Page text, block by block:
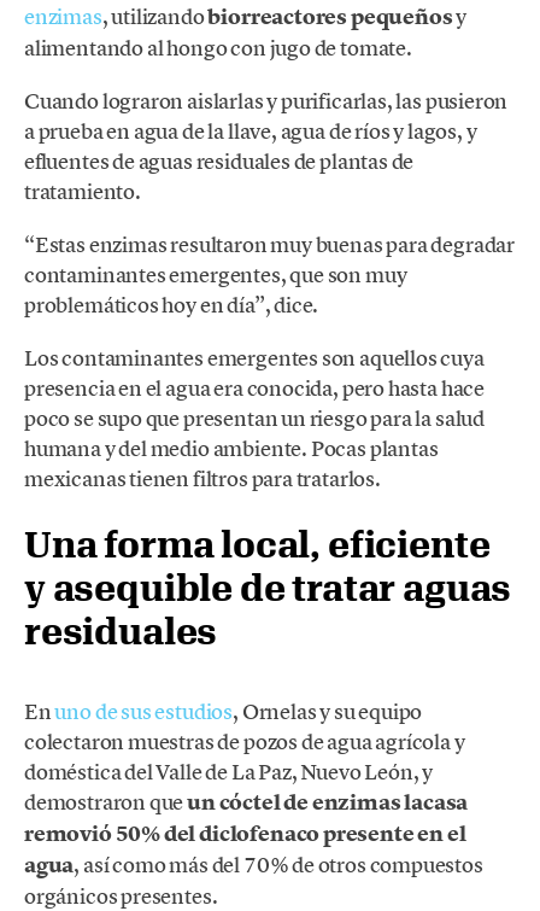
enzimas, utilizandobiorreactores pequeñosy
alimentando al hongo con jugo de tomate.
Cuando lograron aislarlas y purificarlas, las pusieron
a prueba en agua de la llave, agua de ríos y lagos, y
efluentes de aguas residuales de plantas de
tratamiento.
“Estas enzimas resultaron muy buenas para degradar
contaminantes emergentes, que son muy
problemáticos hoy en día”, dice.
Los contaminantes emergentes son aquellos cuya
presencia en el agua era conocida, pero hasta hace
poco se supo que presentan un riesgo para la salud
humana y del medio ambiente. Pocas plantas
mexicanas tienen filtros para tratarlos.
Una forma local, eficiente
y asequible de tratar aguas
residuales
Enuno de sus estudios, Ornelas y su equipo
colectaron muestras de pozos de agua agrícola y
doméstica del Valle de La Paz, Nuevo León, y
demostraron queun cóctel de enzimas lacasa
removió 50% del diclofenaco presente en el
agua, así como más del 70% de otros compuestos
orgánicos presentes.